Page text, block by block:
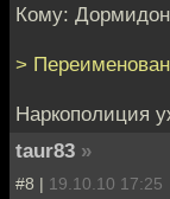
Кому:
>
Наркополиция
taur83 »
#8 | 19.10.10 17:25